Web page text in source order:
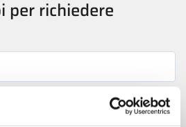
per richiedere